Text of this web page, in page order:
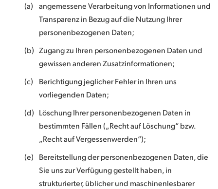
(a)
angemessene Verarbeitung von Informationen und
Transparenz in Bezug auf die Nutzung Ihrer
personenbezogenen Daten;
(b) Zugang zu Ihren personenbezogenen Daten und
gewissen anderen Zusatzinformationen;
(c)
Berichtigung jeglicher Fehler in Ihren uns
vorliegenden Daten;
(d) Löschung Ihrer personenbezogenen Daten in
bestimmten Fällen („Recht auf Löschung“ bzw.
„Recht auf Vergessenwerden“);
(e)
Bereitstellung der personenbezogenen Daten, die
Sie uns zur Verfügung gestellt haben, in
strukturierter, üblicher und maschinenlesbarer